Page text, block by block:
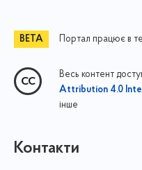
Портал працює в
Весь контент
Attribution 4.0
інше
Контакти